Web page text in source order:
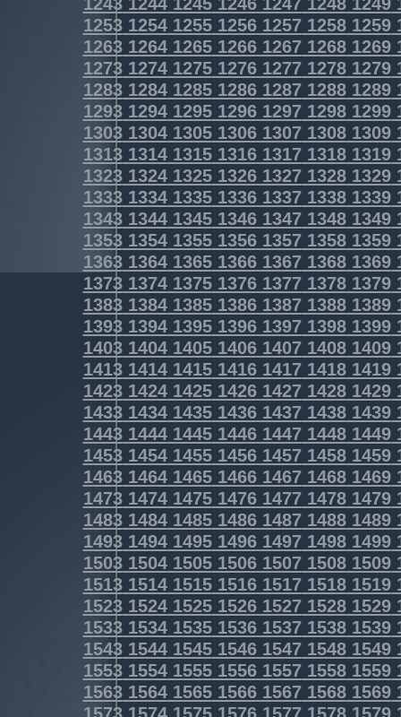
1253125412551256125712581259
1263126412651266126712681269
1273127412751276127712781279
1283128412851286128712881289
1293129412951296129712981299
1303130413051306130713081309
1313131413151316131713181319
1323132413251326132713281329
1333133413351336133713381339
1343134413451346134713481349
1353135413551356135713581359
1363136413651366136713681369
1373137413751376137713781379
1383138413851386138713881389
1393139413951396139713981399
1403140414051406140714081409
1413141414151416141714181419
1423142414251426142714281429
1433143414351436143714381439
1443144414451446144714481449
1453145414551456145714581459
1463146414651466146714681469
1473147414751476147714781479
1483148414851486148714881489
1493149414951496149714981499
1503150415051506150715081509
1513151415151516151715181519
1523152415251526152715281529
1533153415351536153715381539
1543154415451546154715481549
1553155415551556155715581559
1563156415651566156715681569